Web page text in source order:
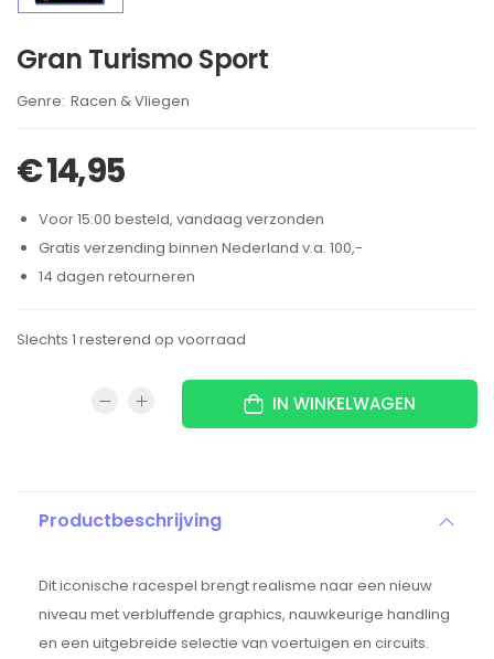
Gran Turismo Sport
Brand:
Racen & Vliegen
€14,95
Voor 15:00 besteld, vandaag verzonden
Gratis verzending binnen Nederland v.a. 100,-
14 dagen retourneren
Slechts 1 resterend op voorraad
IN WINKELWAGEN
Productbeschrijving
Dit iconische racespel brengt realisme naar een nieuw
niveau met verbluffende graphics, nauwkeurige handling
en een uitgebreide selectie van voertuigen en circuits.